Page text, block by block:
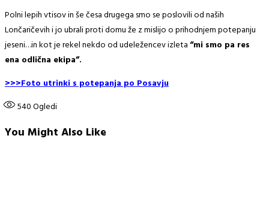
Polni lepih vtisov in še česa drugega smo se poslovili od naših
Lončaričevih i jo ubrali proti domu že z mislijo o prihodnjem potepanju
jeseni…in kot je rekel nekdo od udeležencev izleta“mi smo pa res
ena odlična ekipa”.
>>>Foto utrinki s potepanja po Posavju
540Ogledi
You Might Also Like